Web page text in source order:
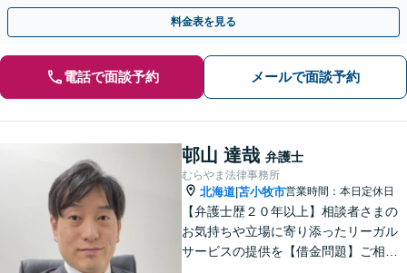
ったが慰謝料は適正か／不当に高額な請求からお守りします」
料金表を見る
電話で面談予約 メールで面談予約
邨山 達哉 弁護士
むらやま法律事務所
北海道 苫小牧市営業時間：本日定休日
【弁護士歴２０年以上】相談者さまの
お気持ちや立場に寄り添ったリーガル
サービスの提供を【借金問題】ご相談